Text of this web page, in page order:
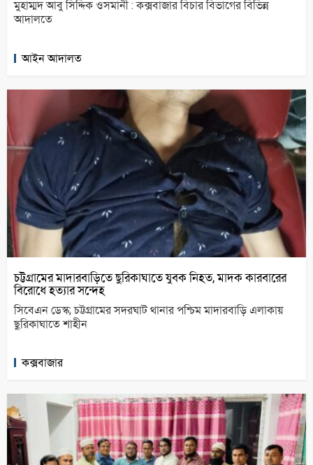
মুহাম্মদ আবু সিদ্দিক ওসমানী : কক্সবাজার বিচার বিভাগের বিভিন্ন
আদালতে
আইন আদালত
চট্টগ্রামের মাদারবাড়িতে ছুরিকাঘাতে যুবক নিহত, মাদক কারবারের
বিরোধে হত্যার সন্দেহ
সিবেএন ডেস্ক; চট্টগ্রামের সদরঘাট থানার পশ্চিম মাদারবাড়ি এলাকায়
ছুরিকাঘাতে শাহীন
কক্সবাজার